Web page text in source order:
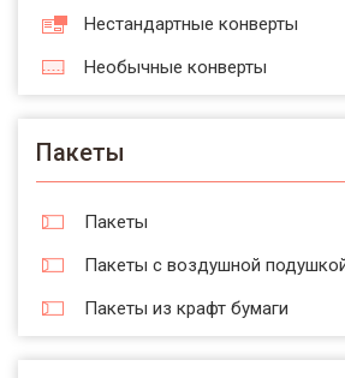
Нестандартные конверты
Необычные конверты
Пакеты
Пакеты
Пакеты с воздушной
Пакеты из крафт бумаги